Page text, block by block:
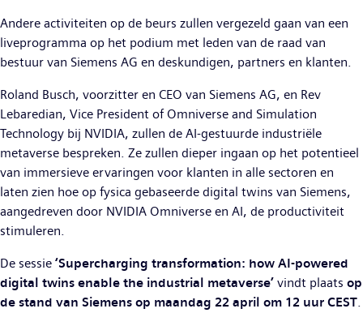
Andere activiteiten op de beurs zullen vergezeld gaan van een
liveprogramma op het podium met leden van de raad van
bestuur van Siemens AG en deskundigen, partners en klanten.
Roland Busch, voorzitter en CEO van Siemens AG, en Rev
Lebaredian, Vice President of Omniverse and Simulation
Technology bij NVIDIA, zullen de AI-gestuurde industriële
metaverse bespreken. Ze zullen dieper ingaan op het potentieel
van immersieve ervaringen voor klanten in alle sectoren en
laten zien hoe op fysica gebaseerde digital twins van Siemens,
aangedreven door NVIDIA Omniverse en AI, de productiviteit
stimuleren.
De sessie ‘Supercharging transformation: how AI-powered
digital twins enable the industrial metaverse’ vindt plaats op
de stand van Siemens op maandag 22 april om 12 uur CEST.